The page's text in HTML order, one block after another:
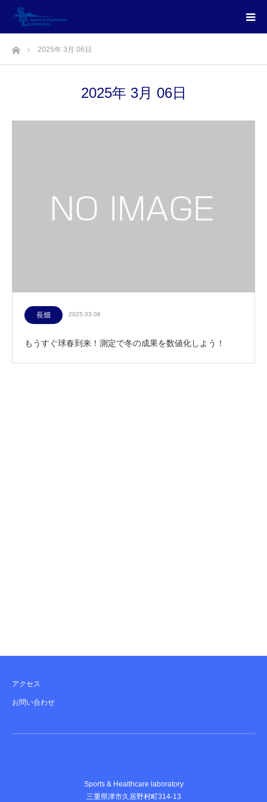
ホーム2025年 3月 06日
2025年 3月 06日
長畑 2025.03.06
もうすぐ球春到来！測定で冬の成果を数値化しよう！
アクセス
お問い合わせ
Sports & Healthcare laboratory
三重県津市久居野村町314-13